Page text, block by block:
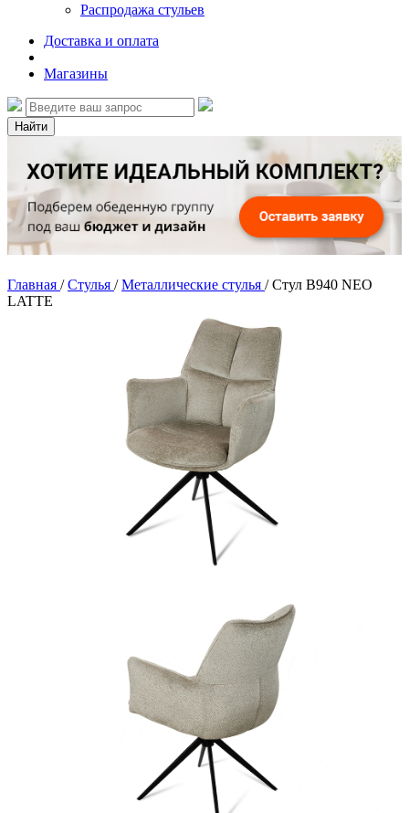
Распродажа стульев
Доставка и оплата
Магазины
Найти
Главная / Стулья / Металлические стулья / Стул B940 NEO
LATTE